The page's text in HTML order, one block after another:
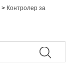
> Контролер за